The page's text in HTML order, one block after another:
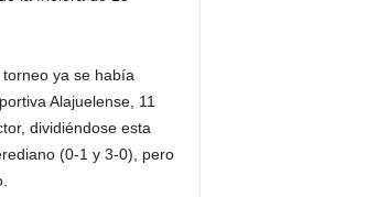
ya se había
Alajuelense, 11
dividiéndose esta
(0-1 y 3-0), pero